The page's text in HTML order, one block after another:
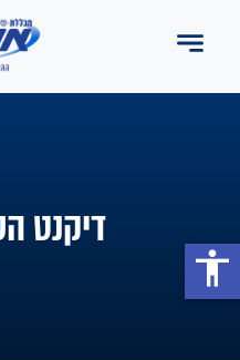
דיקנט
accessibility